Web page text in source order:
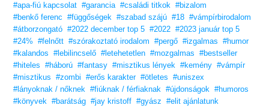
„Komor, véres és ízig-vérig szórakoztató olvasmány. Minden lapozás
velőig ható rettegéssel kísért, hiszen ki tudja, mit hoz a következő
oldal?”
– Gavin Hetherington, goodreads.com
Szereted a fantáziadús, érzéki, tartalmas könyveket?
Vidd haza nyugodtan, tetszeni fog!
18 éves kortól ajánljuk!
#apa-fiú kapcsolat #garancia #családi titkok #bizalom
#benkő ferenc
#függőségek #szabad szájú #18 #vámpírbirodalom
#átborzongató #2022 december top 5 #2022 #2023 január top 5
#24%
#felnőtt #szórakoztató irodalom #pergő #izgalmas
#humor
#kalandos
#lebilincselő #letehetetlen #mozgalmas
#bestseller
#hiteles
#háború #fantasy #misztikus lények #kemény #vámpír
#misztikus
#zombi #erős karakter #ötletes
#uniszex
#lányoknak / nőknek #fiúknak / férfiaknak #újdonságok #humoros
#könyvek #barátság #jay kristoff #gyász
#elit ajánlatunk